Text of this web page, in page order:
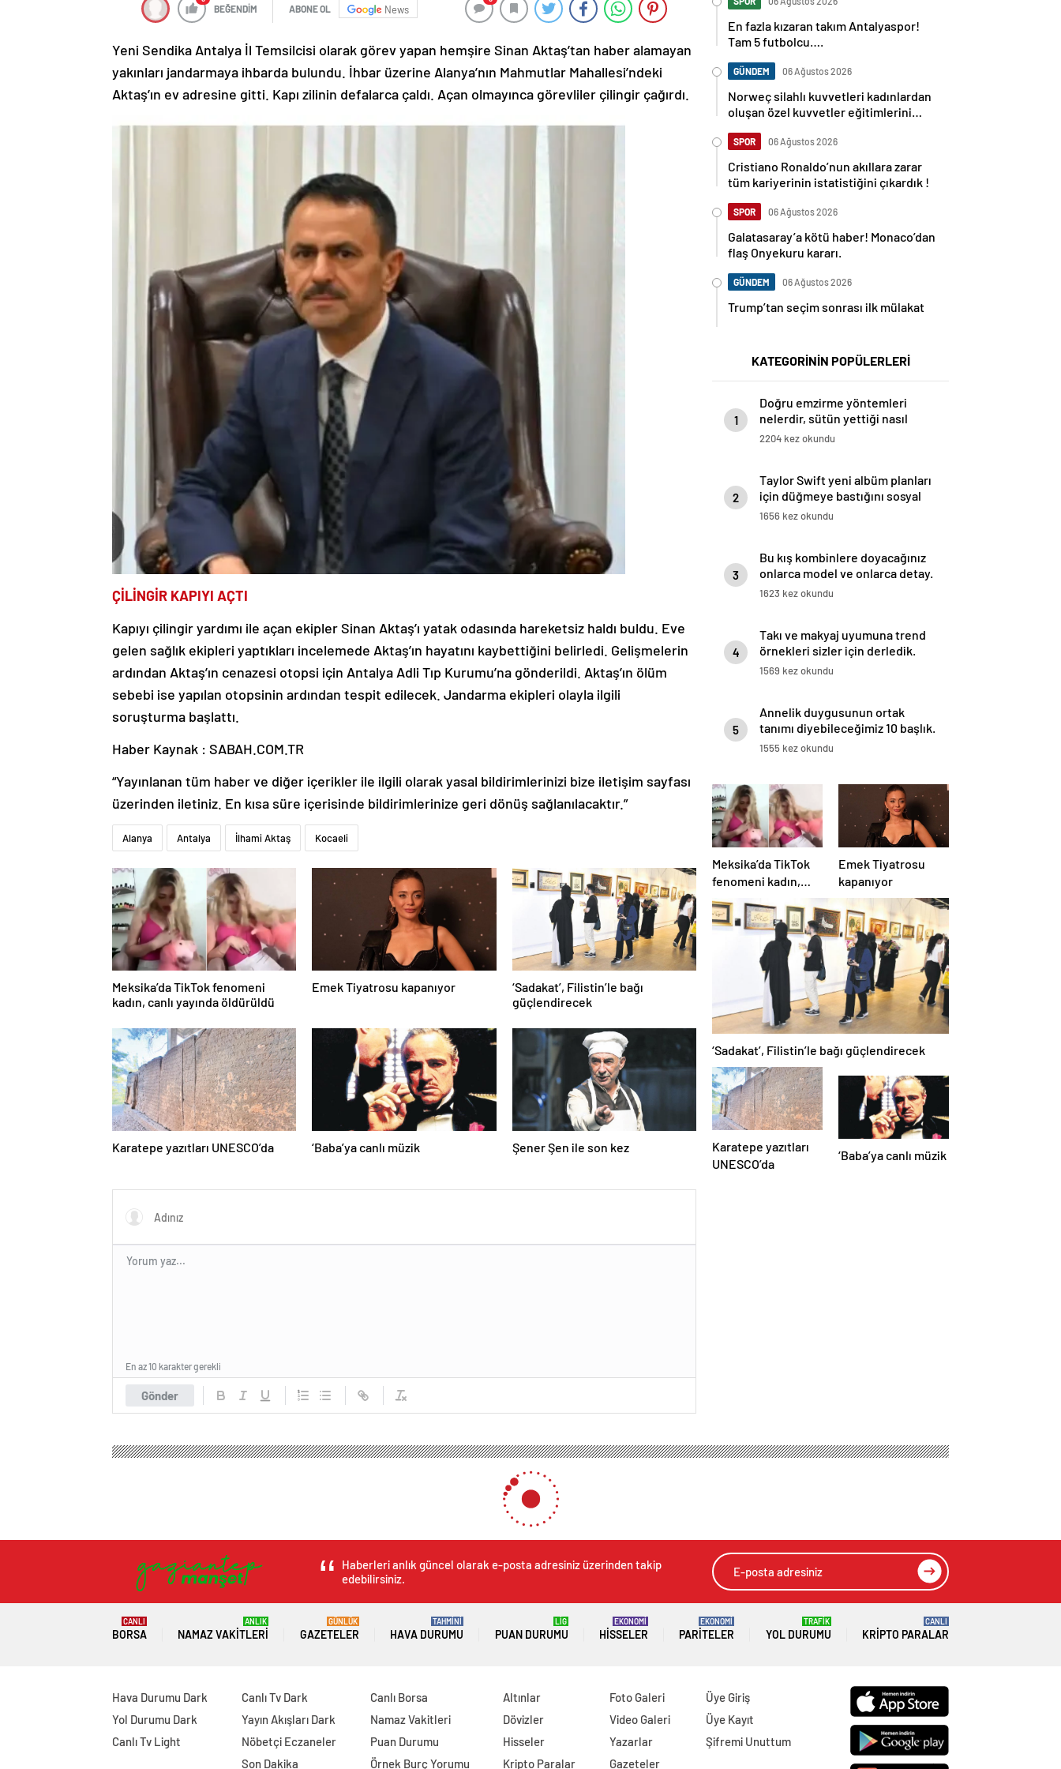
BEĞENDİM ABONE OL News
Yeni Sendika Antalya İl Temsilcisi olarak görev yapan hemşire Sinan Aktaş’tan haber alamayan
yakınları jandarmaya ihbarda bulundu. İhbar üzerine Alanya’nın Mahmutlar Mahallesi’ndeki
Aktaş’ın ev adresine gitti. Kapı zilinin defalarca çaldı. Açan olmayınca görevliler çilingir çağırdı.
ÇİLİNGİR KAPIYI AÇTI
Kapıyı çilingir yardımı ile açan ekipler Sinan Aktaş’ı yatak odasında hareketsiz haldı buldu. Eve
gelen sağlık ekipleri yaptıkları incelemede Aktaş’ın hayatını kaybettiğini belirledi. Gelişmelerin
ardından Aktaş’ın cenazesi otopsi için Antalya Adli Tıp Kurumu’na gönderildi. Aktaş’ın ölüm
sebebi ise yapılan otopsinin ardından tespit edilecek. Jandarma ekipleri olayla ilgili
soruşturma başlattı.
Haber Kaynak : SABAH.COM.TR
“Yayınlanan tüm haber ve diğer içerikler ile ilgili olarak yasal bildirimlerinizi bize iletişim sayfası
üzerinden iletiniz. En kısa süre içerisinde bildirimlerinize geri dönüş sağlanılacaktır.”
Alanya Antalya İlhami Aktaş Kocaeli
Meksika’da TikTok fenomeni
kadın, canlı yayında öldürüldü
Emek Tiyatrosu kapanıyor
‘Sadakat’, Filistin’le bağı
güçlendirecek
Karatepe yazıtları UNESCO’da ‘Baba’ya canlı müzik Şener Şen ile son kez
Gönder
En az 10 karakter gerekli
En fazla kızaran takım Antalyaspor!
Tam 5 futbolcu….
GÜNDEM 06 Ağustos 2026
Norweç silahlı kuvvetleri kadınlardan
oluşan özel kuvvetler eğitimlerini
SPOR 06 Ağustos 2026
Cristiano Ronaldo’nun akıllara zarar
tüm kariyerinin istatistiğini çıkardık !
SPOR 06 Ağustos 2026
Galatasaray’a kötü haber! Monaco’dan
flaş Onyekuru kararı.
GÜNDEM 06 Ağustos 2026
Trump’tan seçim sonrası ilk mülakat
KATEGORİNİN POPÜLERLERİ
1
Doğru emzirme yöntemleri
nelerdir, sütün yettiği nasıl
anlaşılır?
2204 kez okundu
2
Taylor Swift yeni albüm planları
için düğmeye bastığını sosyal
medyadan duyurdu!
1656 kez okundu
3
Bu kış kombinlere doyacağınız
onlarca model ve onlarca detay.
1623 kez okundu
4
Takı ve makyaj uyumuna trend
örnekleri sizler için derledik.
1569 kez okundu
5
Annelik duygusunun ortak
tanımı diyebileceğimiz 10 başlık.
1555 kez okundu
Meksika’da TikTok
fenomeni kadın,
canlı yayında
öldürüldü
Emek Tiyatrosu
kapanıyor
‘Sadakat’, Filistin’le bağı güçlendirecek
Karatepe yazıtları
UNESCO’da
‘Baba’ya canlı müzik
Amasya’da TIR devrildi: 1 yaralı, kaza kamerada
Amasya’da TIR devrildi: 1 yaralı, kaza kamerada
HABERLERİ
GENEL 06 Ağustos 2026